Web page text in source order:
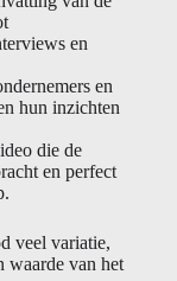
en
en
hun inzichten
die de
en perfect
veel variatie,
waarde van het